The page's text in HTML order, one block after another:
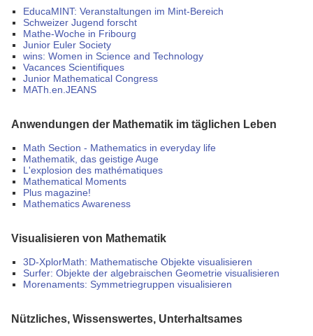
EducaMINT: Veranstaltungen im Mint-Bereich
Schweizer Jugend forscht
Mathe-Woche in Fribourg
Junior Euler Society
wins: Women in Science and Technology
Vacances Scientifiques
Junior Mathematical Congress
MATh.en.JEANS
Anwendungen der Mathematik im täglichen Leben
Math Section - Mathematics in everyday life
Mathematik, das geistige Auge
L'explosion des mathématiques
Mathematical Moments
Plus magazine!
Mathematics Awareness
Visualisieren von Mathematik
3D-XplorMath: Mathematische Objekte visualisieren
Surfer: Objekte der algebraischen Geometrie visualisieren
Morenaments: Symmetriegruppen visualisieren
Nützliches, Wissenswertes, Unterhaltsames